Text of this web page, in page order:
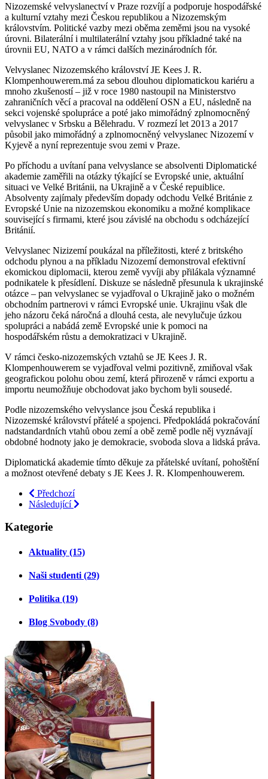
Nizozemské velvyslanectví v Praze rozvíjí a podporuje hospodářské
a kulturní vztahy mezi Českou republikou a Nizozemským
královstvím. Politické vazby mezi oběma zeměmi jsou na vysoké
úrovni. Bilaterální i multilaterální vztahy jsou příkladné také na
úrovnii EU, NATO a v rámci dalších mezinárodních fór.
Velvyslanec Nizozemského království JE Kees J. R.
Klompenhouwerem.má za sebou dlouhou diplomatickou kariéru a
mnoho zkušeností – již v roce 1980 nastoupil na Ministerstvo
zahraničních věcí a pracoval na oddělení OSN a EU, následně na
sekci vojenské spolupráce a poté jako mimořádný zplnomocněný
velvyslanec v Srbsku a Bělehradu. V rozmezí let 2013 a 2017
působil jako mimořádný a zplnomocněný velvyslanec Nizozemí v
Kyjevě a nyní reprezentuje svou zemi v Praze.
Po příchodu a uvítaní pana velvyslance se absolventi Diplomatické
akademie zaměřili na otázky týkající se Evropské unie, aktuální
situaci ve Velké Británii, na Ukrajině a v České repuiblice.
Absolventy zajímaly především dopady odchodu Velké Británie z
Evropské Unie na nizozemskou ekonomiku a možné komplikace
související s firmami, které jsou závislé na obchodu s odcházející
Británií.
Velvyslanec Nizizemí poukázal na příležitosti, které z britského
odchodu plynou a na příkladu Nizozemí demonstroval efektivní
ekomickou diplomacii, kterou země vyvíji aby přilákala významné
podnikatele k přesídlení. Diskuze se následně přesunula k ukrajinské
otázce – pan velvyslanec se vyjadřoval o Ukrajině jako o možném
obchodním partnerovi v rámci Evropské unie. Ukrajinu však dle
jeho názoru čeká náročná a dlouhá cesta, ale nevylučuje úzkou
spolupráci a nabádá země Evropské unie k pomoci na
hospodářském růstu a demokratizaci v Ukrajině.
V rámci česko-nizozemských vztahů se JE Kees J. R.
Klompenhouwerem se vyjadřoval velmi pozitivně, zmiňoval však
geografickou polohu obou zemí, která přirozeně v rámci exportu a
importu neumožňuje obchodovat jako bychom byli sousedé.
Podle nizozemského velvyslance jsou Česká republika i
Nizozemské království přátelé a spojenci. Předpokládá pokračování
nadstandardních vtahů obou zemí a obě země podle něj vyznávají
obdobné hodnoty jako je demokracie, svoboda slova a lidská práva.
Diplomatická akademie tímto děkuje za přátelské uvítaní, pohoštění
a možnost otevřené debaty s JE Kees J. R. Klompenhouwerem.
Předchozí
Následující
Kategorie
Aktuality (15)
Naši studenti (29)
Politika (19)
Blog Svobody (8)